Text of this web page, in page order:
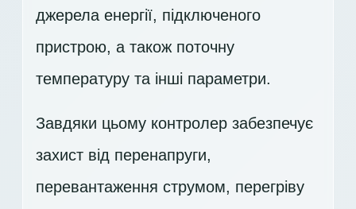
джерела енергії, підключеного
пристрою, а також поточну
температуру та інші параметри.
Завдяки цьому контролер забезпечує
захист від перенапруги,
перевантаження струмом, перегріву